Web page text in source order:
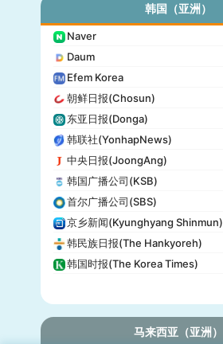
产经新闻(Sankei)
东京放送(TBS)
朝日电视台(TV Asahi)
东京电视台(TV Tokyo)
日本电视台(NTV)
富士电视台(Fuji TV)
日本时报(Japan Times)
韩国（亚洲）
Naver
Daum
Efem Korea
朝鲜日报(Chosun)
东亚日报(Donga)
韩联社(YonhapNews)
中央日报(JoongAng)
韩国广播公司(KSB)
首尔广播公司(SBS)
京乡新闻(Kyunghyang Shinmun)
韩民族日报(The Hankyoreh)
韩国时报(The Korea Times)
马来西亚（亚洲）